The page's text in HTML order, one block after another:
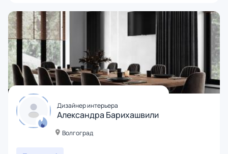
Дизайнер интерьера
Александра Барихашвили
Волгоград